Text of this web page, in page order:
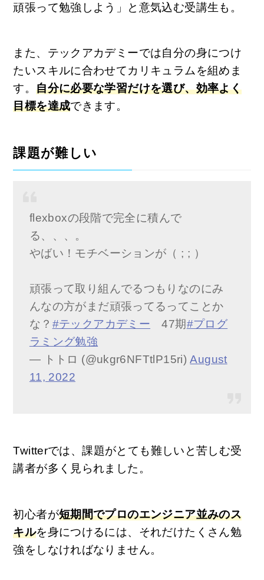
頑張って勉強しよう」と意気込む受講生も。
また、テックアカデミーでは自分の身につけ
たいスキルに合わせてカリキュラムを組めま
す。自分に必要な学習だけを選び、効率よく
目標を達成できます。
課題が難しい
flexboxの段階で完全に積んで
る、、、。
やばい！モチベーションが（ ; ; ）
頑張って取り組んでるつもりなのにみ
んなの方がまだ頑張ってるってことか
な？ #テックアカデミー 47期#プログ
ラミング勉強
— トトロ (@ukgr6NFTtlP15ri)August
11, 2022
Twitterでは、課題がとても難しいと苦しむ受
講者が多く見られました。
初心者が短期間でプロのエンジニア並みのス
キルを身につけるには、それだけたくさん勉
強をしなければなりません。